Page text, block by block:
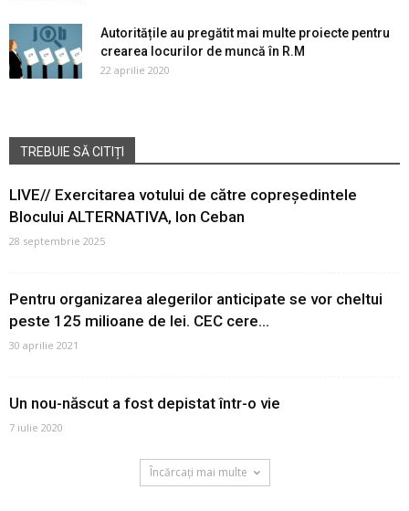
Autoritățile au pregătit mai multe proiecte pentru
crearea locurilor de muncă în R.M
22 aprilie 2020
TREBUIE SĂ CITIȚI
LIVE// Exercitarea votului de către copreședintele
Blocului ALTERNATIVA, Ion Ceban
28 septembrie 2025
Pentru organizarea alegerilor anticipate se vor cheltui
peste 125 milioane de lei. CEC cere...
30 aprilie 2021
Un nou-născut a fost depistat într-o vie
7 iulie 2020
Încărcați mai multe